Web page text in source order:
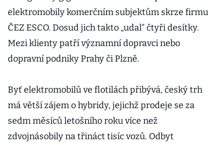
elektromobily komerčním subjektům skrze firmu
ČEZ ESCO. Dosud jich takto „udal“ čtyři desítky.
Mezi klienty patří významní dopravci nebo
dopravní podniky Prahy či Plzně.
Byť elektromobilů ve flotilách přibývá, český trh
má větší zájem o hybridy, jejichž prodeje se za
sedm měsíců letošního roku více než
zdvojnásobily na třináct tisíc vozů. Odbyt